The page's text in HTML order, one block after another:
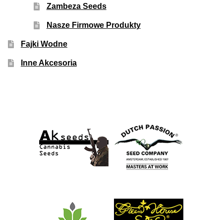
Zambeza Seeds
Nasze Firmowe Produkty
Fajki Wodne
Inne Akcesoria